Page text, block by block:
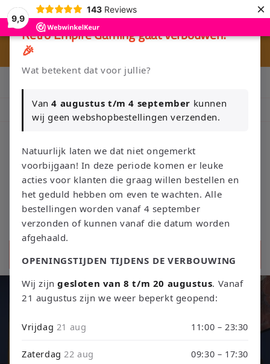
9,9
143 Reviews ×
Meteen
naar de
content
Klik Hier en Verkoop je Game of TCG collectie aan Retro Empire
Nieuw: zoek je Magic-deck automatisch op in onze voorraad.
Winkelwagen
Retro Games, Consoles & TCG
Retro Empire Gaming gaat verbouwen!
🎉
Wat betekent dat voor jullie?
Van4 augustus t/m 4 september kunnen
wij geen webshopbestellingen verzenden.
Natuurlijk laten we dat niet ongemerkt
voorbijgaan! In deze periode komen er leuke
acties voor klanten die graag willen bestellen en
het geduld hebben om even te wachten. Alle
bestellingen worden vanaf 4 september
verzonden of kunnen vanaf die datum worden
afgehaald.
OPENINGSTIJDEN TIJDENS DE VERBOUWING
Wij zijngesloten van 8 t/m 20 augustus. Vanaf
21 augustus zijn we weer beperkt geopend:
Vrijdag 21 aug 11:00 – 23:30
Zaterdag22 aug 09:30 – 17:30